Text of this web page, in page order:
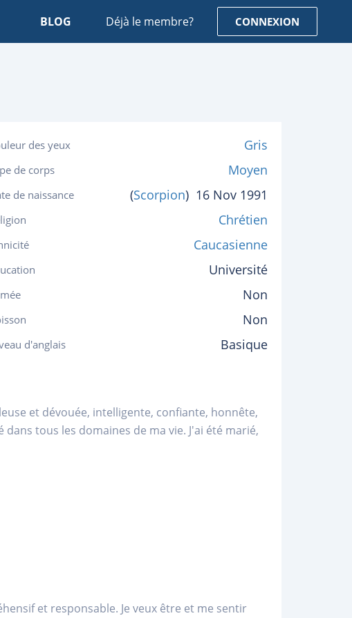
BLOG Déjà le membre? CONNEXION
des yeux Gris
de corps Moyen
de naissance (Scorpion) 16 Nov 1991
Chrétien
Caucasienne
Université
Non
Non
d'anglais Basique
et dévouée, intelligente, confiante, honnête,
tous les domaines de ma vie. J'ai été marié,
et responsable. Je veux être et me sentir